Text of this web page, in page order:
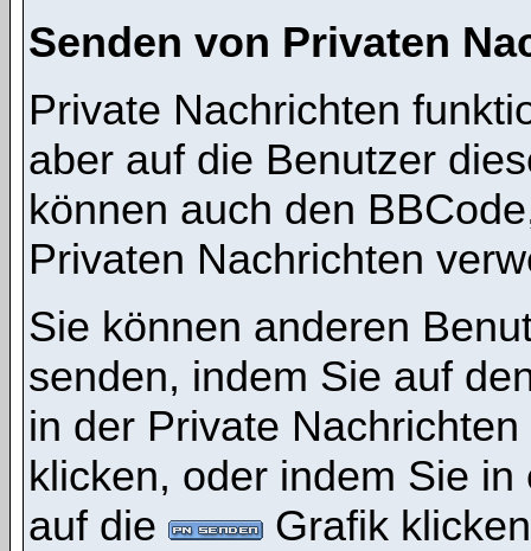
Senden von Privaten
Private Nachrichten
aber auf die Benutzer
können auch den
Privaten Nachrichten
Sie können anderen
senden, indem Sie auf
in der Private
klicken, oder indem Sie
auf die
Grafik